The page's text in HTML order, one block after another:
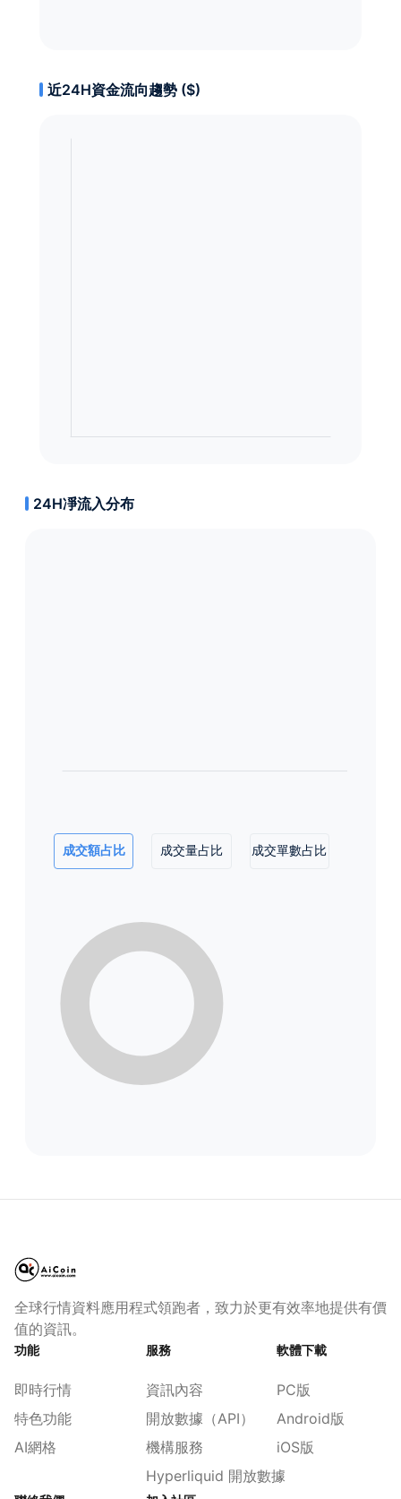
近24H資金流向趨勢 ($)
24H凈流入分布
成交額占比 成交量占比 成交單數占比
全球行情資料應用程式領跑者，致力於更有效率地提供有價
值的資訊。
功能
即時行情
特色功能
AI網格
服務
資訊內容
開放數據（API）
機構服務
Hyperliquid 開放數據
軟體下載
PC版
Android版
iOS版